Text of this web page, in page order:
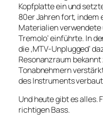
Kopfplatte ein und
80er Jahren fort, indem
Materialien verwendete
Tremolo‘ einführte. In
die ‚MTV-Unplugged‘
Resonanzraum
Tonabnehmern
des Instruments
Und heute gibt es alles.
richtigen Bass.